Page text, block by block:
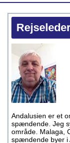
Andalusien er et
spændende. Jeg
område. Malaga,
spændende byer i